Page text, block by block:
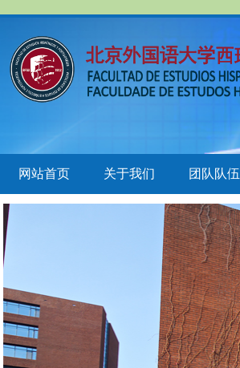
网站首页 关于我们 团队队伍